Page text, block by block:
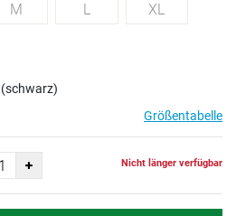
M L XL
Größentabelle
Nicht länger verfügbar